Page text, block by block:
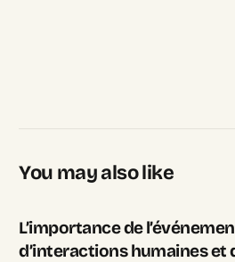
You may also like
L’importance de
d’interactions humaines et